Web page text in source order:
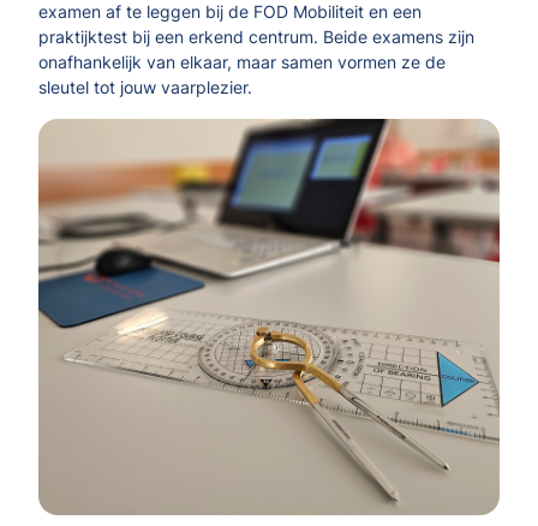
examen af te leggen bij de FOD Mobiliteit en een
praktijktest bij een erkend centrum. Beide examens zijn
onafhankelijk van elkaar, maar samen vormen ze de
sleutel tot jouw vaarplezier.